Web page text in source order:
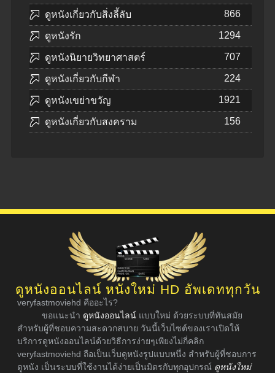
ดูหนังเกี่ยวกับสิ่งลี้ลับ 866
ดูหนังรัก 1294
ดูหนังนิยายวิทยาศาสตร์ 707
ดูหนังเกี่ยวกับกีฬา 224
ดูหนังเขย่าขวัญ 1921
ดูหนังเกี่ยวกับสงคราม 156
ดูหนังออนไลน์ หนังใหม่ HD อัพเดททุกวัน
veryfastmoviehd คืออะไร?
ขอแนะนำ ดูหนังออนไลน์ แบบใหม่ ด้วยระบบที่ทันสมัย
สำหรับผู้ที่ชอบความสะดวกสบาย วันนี้เว็บไซต์ของเราเปิดให้
บริการดูหนังออนไลน์ด้วยวิธีการง่ายๆเพียงไม่กี่คลิก
veryfastmoviehd ถือเป็นเว็บดูหนังรูปแบบหนึ่ง สำหรับผู้ที่ชอบการ
ดูหนัง เป็นระบบที่ใช้งานได้ง่ายเป็นมิตรกับทุกอุปกรณ์ ดูหนังใหม่